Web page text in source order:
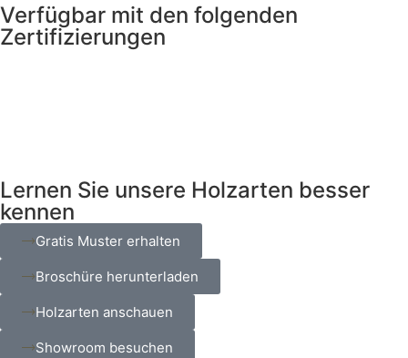
Verfügbar mit den folgenden
Zertifizierungen
Lernen Sie unsere Holzarten besser
kennen
Gratis Muster erhalten
Broschüre herunterladen
Holzarten anschauen
Showroom besuchen